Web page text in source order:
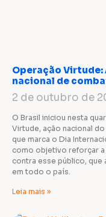
Operação
nacional de
2 de outubro de
O Brasil iniciou nesta
Virtude, ação nacional
que marca o Dia
como objetivo reforçar
contra esse público, que
em todo o país.
Leia mais »